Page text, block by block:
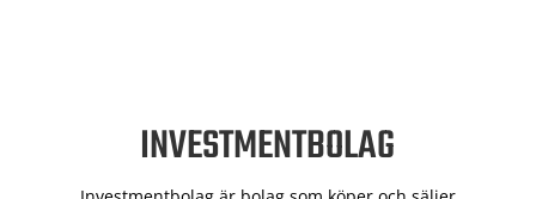
INVESTMENTBOLAG